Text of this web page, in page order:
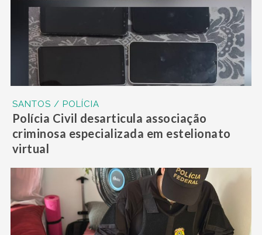
SANTOS / POLÍCIA
Polícia Civil desarticula associação
criminosa especializada em estelionato
virtual